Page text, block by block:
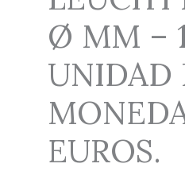
Ø MM –
UNIDAD
EUROS.
100
UNIDAD
PARA
MONEDAS
2
EUROS.
cantidad